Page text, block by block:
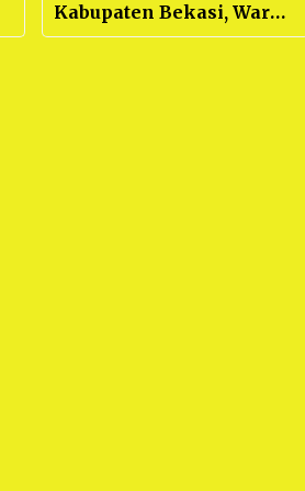
Kabupaten Bekasi, Warga
: “Banjir paling parah,